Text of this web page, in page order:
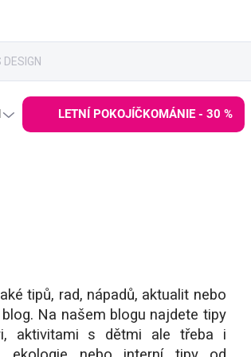
LETNÍ POKOJÍČKOMÁNIE - 30 %
tipů, rad, nápadů, aktualit nebo
Na našem blogu najdete tipy
aktivitami s dětmi ale třeba i